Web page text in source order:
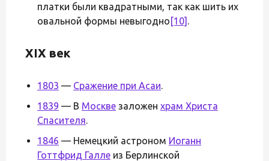
платки были квадратными, так как шить их
овальной формы невыгодно [10] .
XIX век
1803 — Сражение при Асаи.
1839 — В Москве заложен храм Христа
Спасителя.
1846 — Немецкий астроном Иоганн
Готтфрид Галле из Берлинской